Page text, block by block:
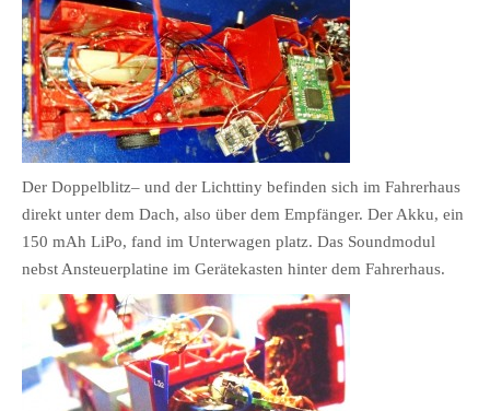
Der Doppelblitz– und der Lichttiny befinden sich im Fahrerhaus
direkt unter dem Dach, also über dem Empfänger. Der Akku, ein
150 mAh LiPo, fand im Unterwagen platz. Das Soundmodul
nebst Ansteuerplatine im Gerätekasten hinter dem Fahrerhaus.